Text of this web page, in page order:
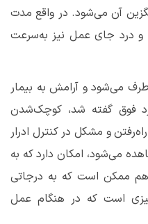
آن می‌شود. در واقع مدت
درد جای عمل نیز به‌سرعت
می‌شودو آرامش به بیمار
فوق گفته شد، کوچک‌شدن
و مشکل در کنترل ادرار
می‌شود، امکان دارد که به
ممکن است که به درجاتی
است که در هنگام عمل